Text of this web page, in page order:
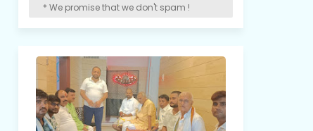
* We promise that we don't spam !